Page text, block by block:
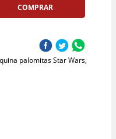
COMPRAR
palomitas Star Wars,